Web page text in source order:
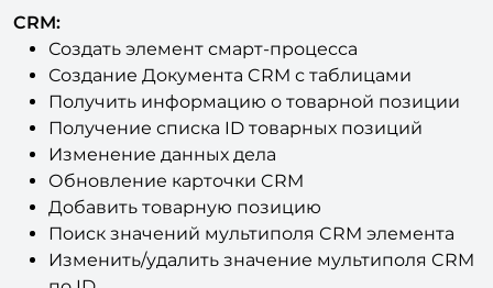
Создать элемент смарт-процесса
Создание Документа CRM с таблицами
Получить информацию о товарной позиции
Получение списка ID товарных позиций
Изменение данных дела
Обновление карточки CRM
Добавить товарную позицию
Поиск значений мультиполя CRM элемента
Изменить/удалить значение мультиполя CRM
по ID
Получить значение мультиполя CRM по ID